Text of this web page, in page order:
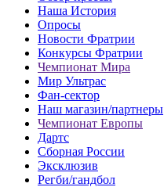
Наша История
Опросы
Новости Фратрии
Конкурсы Фратрии
Чемпионат Мира
Мир Ультрас
Фан-cектор
Наш магазин/партнеры
Чемпионат Европы
Дартс
Сборная России
Эксклюзив
Регби/гандбол